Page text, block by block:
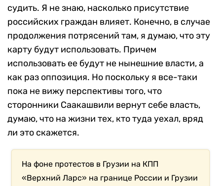
судить. Я не знаю, насколько присутствие
российских граждан влияет. Конечно, в случае
продолжения потрясений там, я думаю, что эту
карту будут использовать. Причем
использовать ее будут не нынешние власти, а
как раз оппозиция. Но поскольку я все-таки
пока не вижу перспективы того, что
сторонники Саакашвили вернут себе власть,
думаю, что на жизни тех, кто туда уехал, вряд
ли это скажется.
На фоне протестов в Грузии на КПП
«Верхний Ларс» на границе России и Грузии